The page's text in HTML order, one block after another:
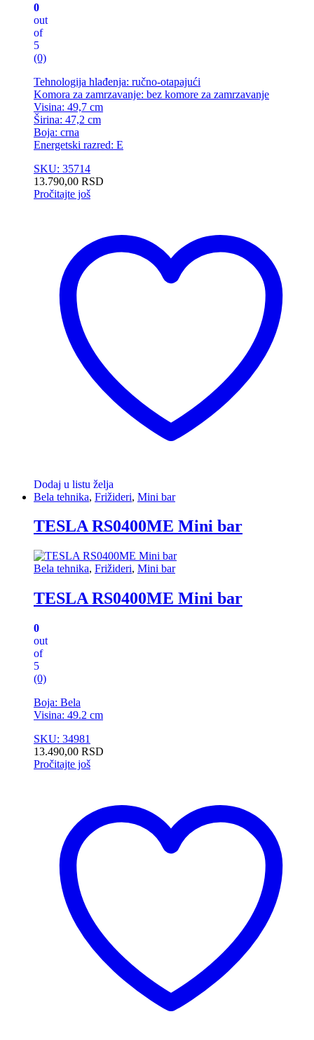
0
out
of
5
(0)
Tehnologija hlađenja: ručno-otapajući
Komora za zamrzavanje: bez komore za zamrzavanje
Visina: 49,7 cm
Širina: 47,2 cm
Boja: crna
Energetski razred: E
SKU: 35714
13.790,00 RSD
Pročitajte još
Dodaj u listu želja
Bela tehnika, Frižideri, Mini bar
TESLA RS0400ME Mini bar
Bela tehnika, Frižideri, Mini bar
TESLA RS0400ME Mini bar
0
out
of
5
(0)
Boja: Bela
Visina: 49.2 cm
SKU: 34981
13.490,00 RSD
Pročitajte još